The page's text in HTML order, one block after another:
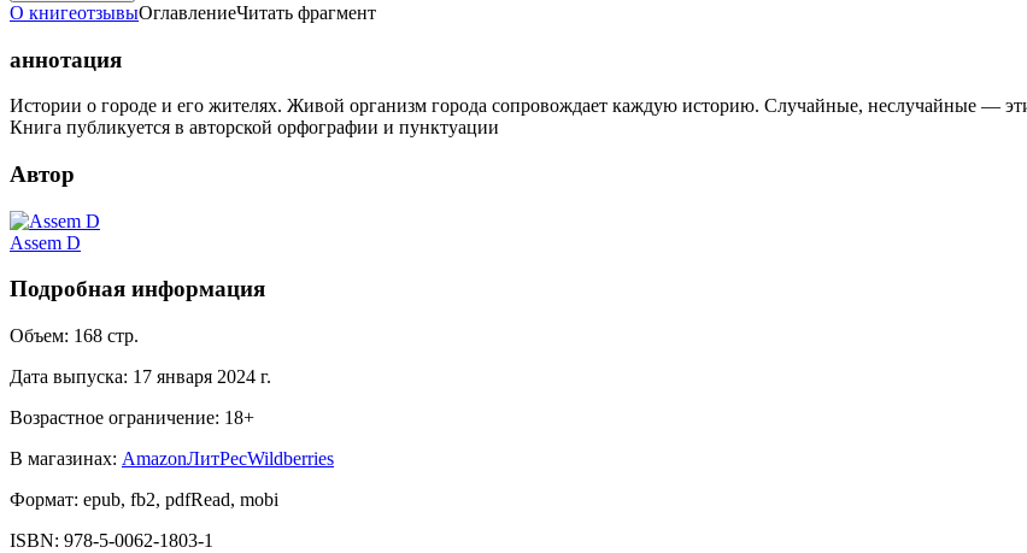
О книгеотзывыОглавлениеЧитать фрагмент
аннотация
Истории о городе и его жителях. Живой организм города сопровождает каждую историю. Случайные, неслучайные —
Книга публикуется в авторской орфографии и пунктуации
Автор
Assem D
Подробная информация
Объем: 168 стр.
Дата выпуска: 17 января 2024 г.
Возрастное ограничение: 18+
В магазинах: AmazonЛитРесWildberries
Формат: epub, fb2, pdfRead, mobi
ISBN: 978-5-0062-1803-1